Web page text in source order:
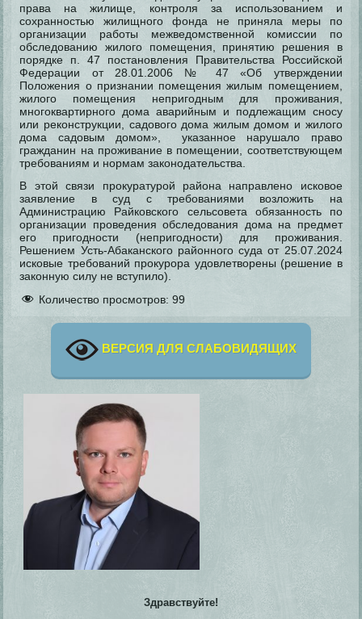
права на жилище, контроля за использованием и
сохранностью жилищного фонда не приняла меры по
организации работы межведомственной комиссии по
обследованию жилого помещения, принятию решения в
порядке п. 47 постановления Правительства Российской
Федерации от 28.01.2006 № 47 «Об утверждении
Положения о признании помещения жилым помещением,
жилого помещения непригодным для проживания,
многоквартирного дома аварийным и подлежащим сносу
или реконструкции, садового дома жилым домом и жилого
дома садовым домом», указанное нарушало право
гражданин на проживание в помещении, соответствующем
требованиям и нормам законодательства.
В этой связи прокуратурой района направлено исковое
заявление в суд с требованиями возложить на
Администрацию Райковского сельсовета обязанность по
организации проведения обследования дома на предмет
его пригодности (непригодности) для проживания.
Решением Усть-Абаканского районного суда от 25.07.2024
исковые требований прокурора удовлетворены (решение в
законную силу не вступило).
Количество просмотров: 99
ВЕРСИЯ ДЛЯ СЛАБОВИДЯЩИХ
Здравствуйте!